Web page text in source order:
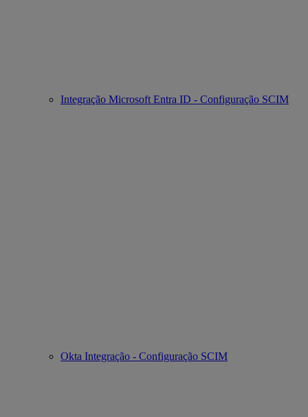
Integração Microsoft Entra ID - Configuração SCIM
Okta Integração - Configuração SCIM